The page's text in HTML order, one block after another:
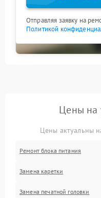
Отправляя заявку на
Политикой
Цены на
Цены актуальны
Ремонт блока питания
Замена каретки
Замена печатной головки